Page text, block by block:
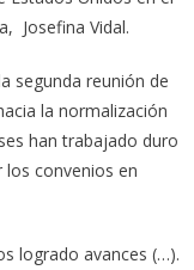
Josefina Vidal.
segunda reunión de
la normalización
han trabajado duro
convenios en
logrado avances (…).